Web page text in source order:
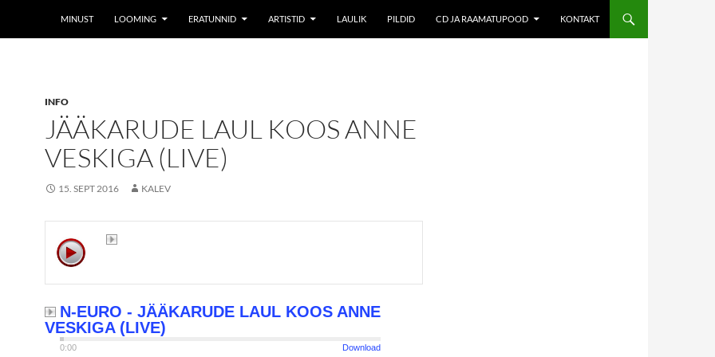
MINUST LOOMING ERATUNNID ARTISTID LAULIK PILDID CD JA RAAMATUPOOD KONTAKT
INFO
JÄÄKARUDE LAUL KOOS ANNE
VESKIGA (LIVE)
15. SEPT 2016 KALEV
N-EURO - JÄÄKARUDE LAUL KOOS ANNE
VESKIGA (LIVE)
Download
0:00